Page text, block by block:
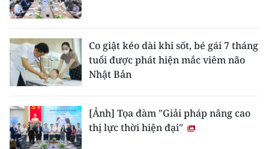
Co giật kéo dài khi sốt, bé gái 7 tháng
tuổi được phát hiện mắc viêm não
Nhật Bản
[Ảnh] Tọa đàm "Giải pháp nâng cao
thị lực thời hiện đại"